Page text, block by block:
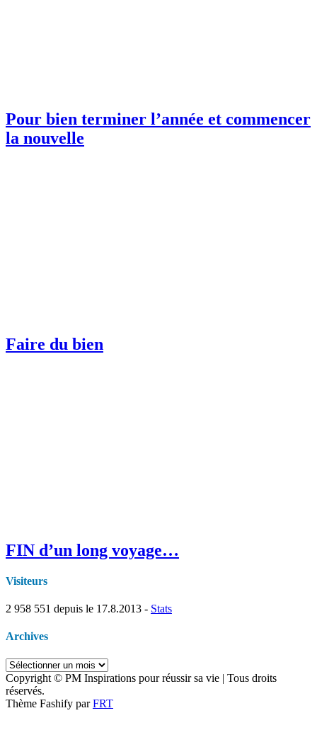
Pour bien terminer l’année et commencer
la nouvelle
Faire du bien
FIN d’un long voyage…
Visiteurs
2 958 551 depuis le 17.8.2013 - Stats
Archives
Archives
Copyright © PM Inspirations pour réussir sa vie | Tous droits
réservés.
Thème Fashify parFRT